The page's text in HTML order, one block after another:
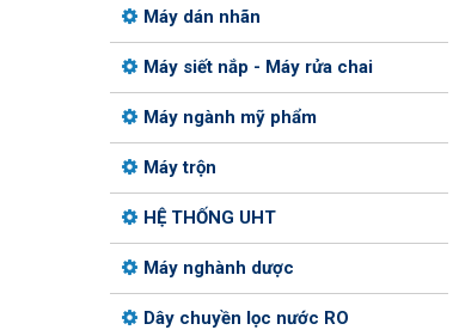
Máy dán nhãn
Máy siết nắp - Máy rửa chai
Máy ngành mỹ phẩm
Máy trộn
HỆ THỐNG UHT
Máy nghành dược
Dây chuyền lọc nước RO